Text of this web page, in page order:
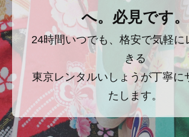
へ。必見です。
24時間いつでも、格安で気軽に
きる
東京レンタルいしょうが丁寧に
たします。